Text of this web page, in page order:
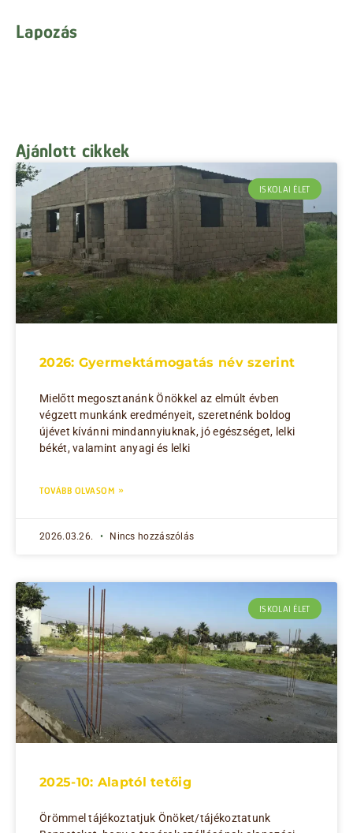
Lapozás
Ajánlott cikkek
ISKOLAI ÉLET
2026: Gyermektámogatás név szerint
Mielőtt megosztanánk Önökkel az elmúlt évben
végzett munkánk eredményeit, szeretnénk boldog
újévet kívánni mindannyiuknak, jó egészséget, lelki
békét, valamint anyagi és lelki
TOVÁBB OLVASOM »
2026.03.26. Nincs hozzászólás
ISKOLAI ÉLET
2025-10: Alaptól tetőig
Örömmel tájékoztatjuk Önöket/tájékoztatunk